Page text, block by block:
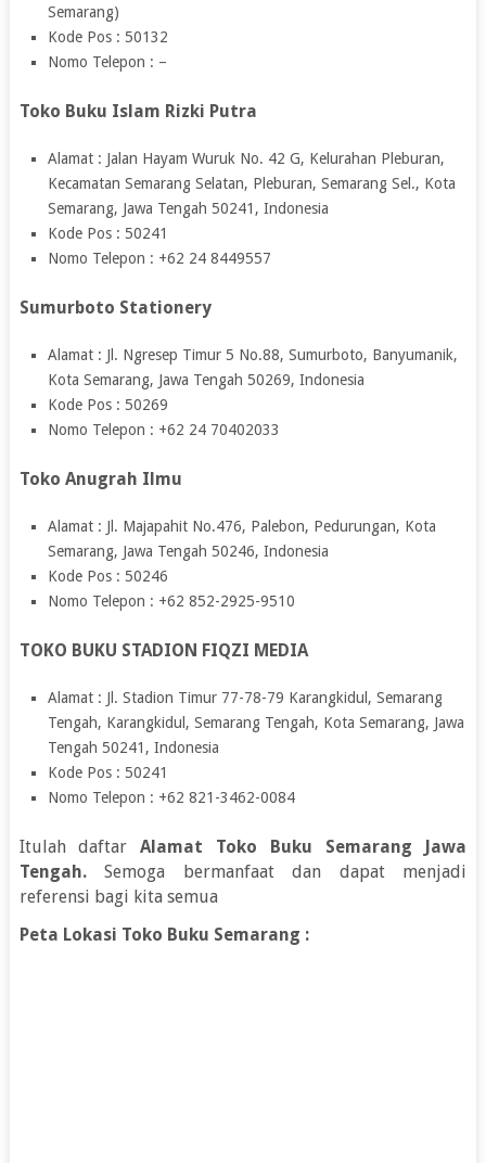
Semarang)
Kode Pos : 50132
Nomo Telepon : –
Toko Buku Islam Rizki Putra
Alamat : Jalan Hayam Wuruk No. 42 G, Kelurahan Pleburan,
Kecamatan Semarang Selatan, Pleburan, Semarang Sel., Kota
Semarang, Jawa Tengah 50241, Indonesia
Kode Pos : 50241
Nomo Telepon : +62 24 8449557
Sumurboto Stationery
Alamat : Jl. Ngresep Timur 5 No.88, Sumurboto, Banyumanik,
Kota Semarang, Jawa Tengah 50269, Indonesia
Kode Pos : 50269
Nomo Telepon : +62 24 70402033
Toko Anugrah Ilmu
Alamat : Jl. Majapahit No.476, Palebon, Pedurungan, Kota
Semarang, Jawa Tengah 50246, Indonesia
Kode Pos : 50246
Nomo Telepon : +62 852-2925-9510
TOKO BUKU STADION FIQZI MEDIA
Alamat : Jl. Stadion Timur 77-78-79 Karangkidul, Semarang
Tengah, Karangkidul, Semarang Tengah, Kota Semarang, Jawa
Tengah 50241, Indonesia
Kode Pos : 50241
Nomo Telepon : +62 821-3462-0084
Itulah daftarAlamat Toko Buku Semarang Jawa
Tengah.Semoga bermanfaat dan dapat menjadi
referensi bagi kita semua
Peta Lokasi Toko Buku Semarang :